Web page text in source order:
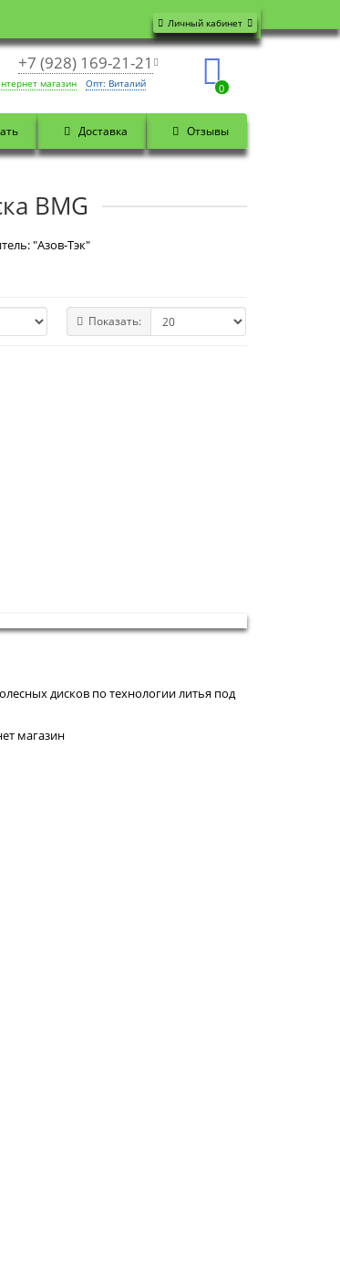
Личный кабинет
+7 (928) 169-21-21
магазин Опт: Виталий 0
Доставка Отзывы
BMG
"Азов-Тэк"
Показать:
дисков по технологии литья под
магазин